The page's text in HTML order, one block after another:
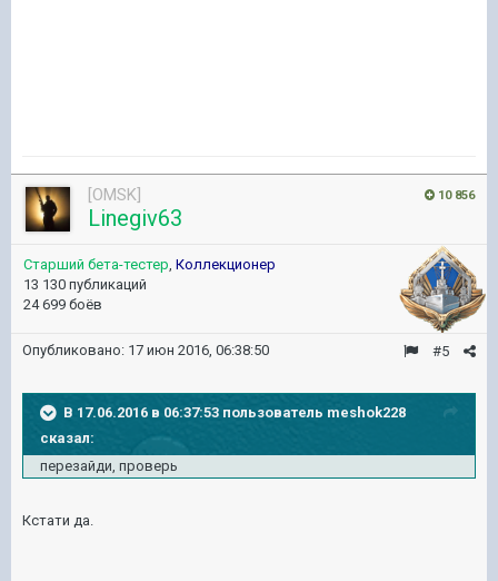
10 856
[OMSK]
Linegiv63
Старший бета-тестер, Коллекционер
13 130 публикаций
24 699 боёв
#5
Опубликовано: 17 июн 2016, 06:38:50
В 17.06.2016 в 06:37:53 пользователь meshok228
сказал:
перезайди, проверь
Кстати да.